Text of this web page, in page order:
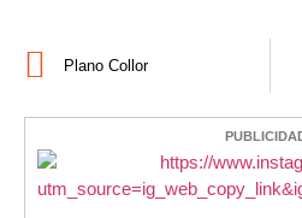
Plano Collor